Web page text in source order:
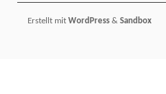
Erstellt mit WordPress & Sandbox